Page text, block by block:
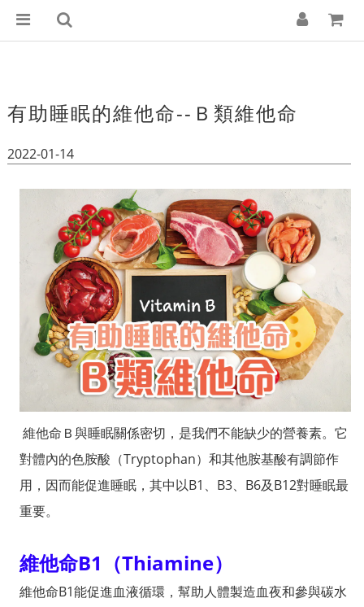
有助睡眠的維他命--Ｂ類維他命
2022-01-14
維他命Ｂ與睡眠關係密切，是我們不能缺少的營養素。它
對體內的色胺酸（Tryptophan）和其他胺基酸有調節作
用，因而能促進睡眠，其中以B1 、 B3、 B6及B12對睡眠最
重要。
維他命B1 （Thiamine）
維他命B1能促進血液循環，幫助人體製造血夜和參與碳水